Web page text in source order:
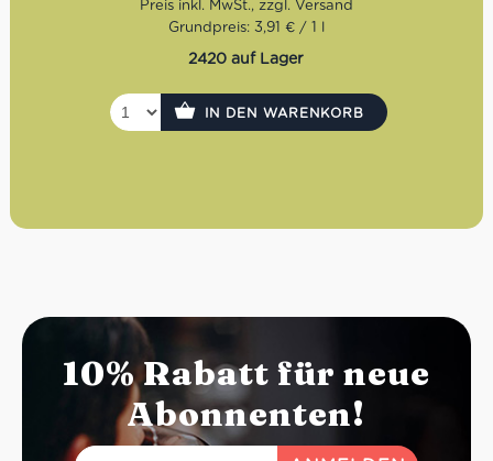
Grundpreis: 3,91 € / 1 l
2420 auf Lager
IN DEN WARENKORB
10% Rabatt für neue
Abonnenten!